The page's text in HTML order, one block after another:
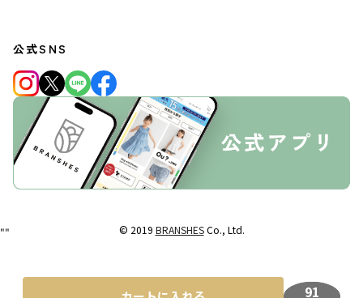
91
公式SNS
© 2019 BRANSHESCo., Ltd.
""